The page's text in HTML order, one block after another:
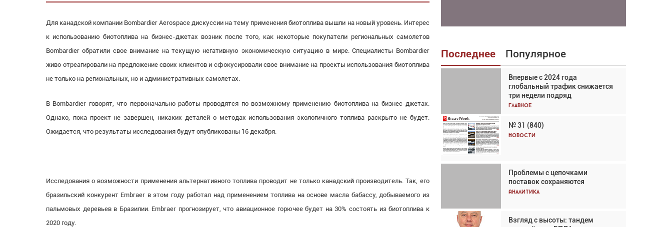
Для канадской компании Bombardier Aerospace дискуссии на тему применения биотоплива вышли на новый уровень. Интерес
к использованию биотоплива на бизнес-джетах возник после того, как некоторые покупатели региональных самолетов
Bombardier обратили свое внимание на текущую негативную экономическую ситуацию в мире. Специалисты Bombardier
живо отреагировали на предложение своих клиентов и сфокусировали свое внимание на проекты использования биотоплива
не только на региональных, но и административных самолетах.
В Bombardier говорят, что первоначально работы проводятся по возможному применению биотоплива на бизнес-джетах.
Однако, пока проект не завершен, никаких деталей о методах использования экологичного топлива раскрыто не будет.
Ожидается, что результаты исследования будут опубликованы 16 декабря.
Исследования о возможности применения альтернативного топлива проводит не только канадский производитель. Так, его
бразильский конкурент Embraer в этом году работал над применением топлива на основе масла бабассу, добываемого из
пальмовых деревьев в Бразилии. Embraer прогнозирует, что авиационное горючее будет на 30% состоять из биотоплива к
2020 году.
Последнее Популярное
Впервые с 2024 года
глобальный трафик снижается
три недели подряд
Главное
№ 31 (840)
Новости
Проблемы с цепочками
поставок сохраняются
Аналитика
Взгляд с высоты: тандем
Взгляд с высоты: тандем
вертолётов и БПЛА в
спасательных операциях
Главное
Авиационный фотограф Дэйв
Кох: «Фотография говорит сама
Впервые с 2024 года
глобальный трафик снижается
три недели подряд
Частный самолёт – это актив.